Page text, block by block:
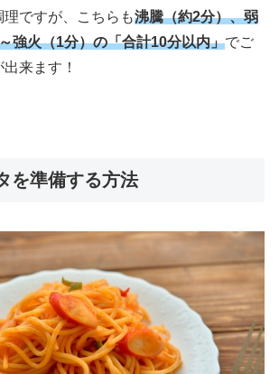
ですが、こちらも沸騰（約2分）、弱
強火（1分）の「合計10分以内」でご
来ます！
を準備する方法